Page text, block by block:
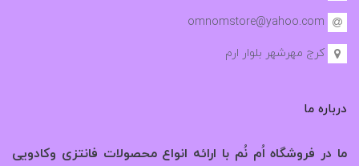
omnomstore@yahoo.com
کرج مهرشهر بلوار ارم
درباره ما
ما در فروشگاه اُم نُم با ارائه انواع محصولات فانتزی وکادویی